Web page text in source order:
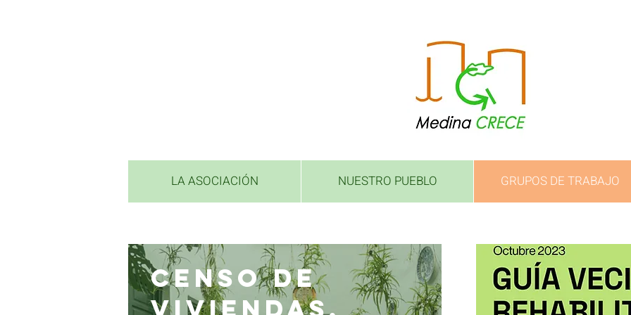
LA ASOCIACIÓN NUESTRO PUEBLO GRUPOS DE TRABAJO
CENSO DE
VIVIENDAS,